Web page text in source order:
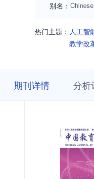
别名：
热门主题： 人工智
教学改
期刊详情 分析